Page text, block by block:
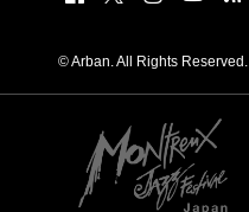
© Arban. All Rights Reserved.